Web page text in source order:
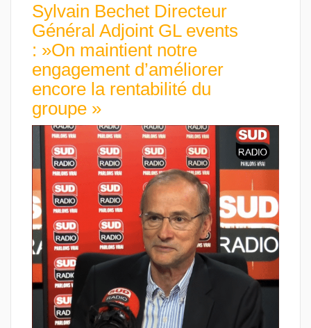
Sylvain Bechet Directeur
Général Adjoint GL events
: »On maintient notre
engagement d’améliorer
encore la rentabilité du
groupe »